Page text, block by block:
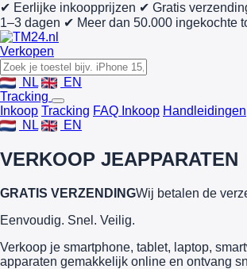
✔ Eerlijke inkoopprijzen ✔ Gratis
1–3 dagen ✔ Meer dan 50.000 ingekochte
Verkopen
NL
EN
Tracking
Inkoop Tracking FAQ Inkoop Handleidingen
NL
EN
VERKOOP JEAPPARATEN
GRATIS VERZENDINGWij betalen de
Eenvoudig. Snel. Veilig.
Verkoop je smartphone, tablet, laptop,
apparaten gemakkelijk online en ontvang